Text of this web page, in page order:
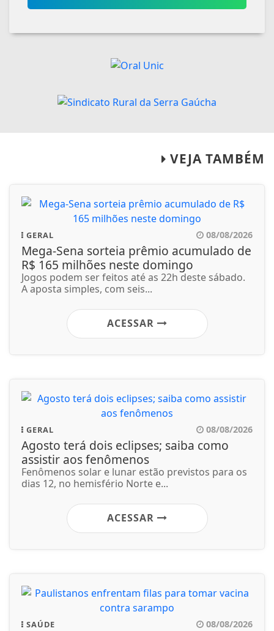
VEJA TAMBÉM
GERAL 08/08/2026
Mega-Sena sorteia prêmio acumulado de
R$ 165 milhões neste domingo
Jogos podem ser feitos até as 22h deste sábado.
A aposta simples, com seis...
ACESSAR
GERAL 08/08/2026
Agosto terá dois eclipses; saiba como
assistir aos fenômenos
Fenômenos solar e lunar estão previstos para os
dias 12, no hemisfério Norte e...
ACESSAR
SAÚDE 08/08/2026